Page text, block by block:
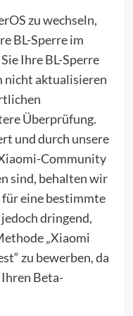
zu wechseln,
BL-Sperre im
Ihre BL-Sperre
nicht aktualisieren
Überprüfung.
und durch unsere
Community
sind, behalten wir
eine bestimmte
dringend,
„Xiaomi
zu bewerben, da
Beta-